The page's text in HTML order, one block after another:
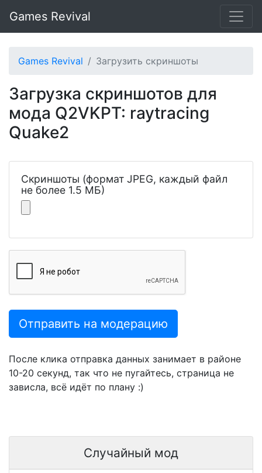
Games Revival
Games Revival Загрузить скриншоты
Загрузка скриншотов для
мода Q2VKPT: raytracing
Quake2
Скриншоты (формат JPEG, каждый файл
не более 1.5 МБ)
Отправить на модерацию
После клика отправка данных занимает в районе
10-20 секунд, так что не пугайтесь, страница не
зависла, всё идёт по плану :)
Случайный мод